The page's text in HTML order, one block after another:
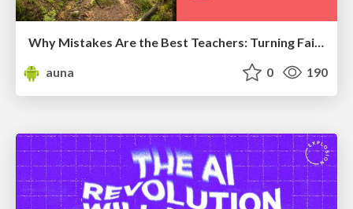
Why Mistakes Are the Best Teachers: Turning Failure into a Pathway for Growth
auna
0 190